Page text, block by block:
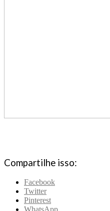
Compartilhe isso:
Facebook
Twitter
Pinterest
WhatsApp